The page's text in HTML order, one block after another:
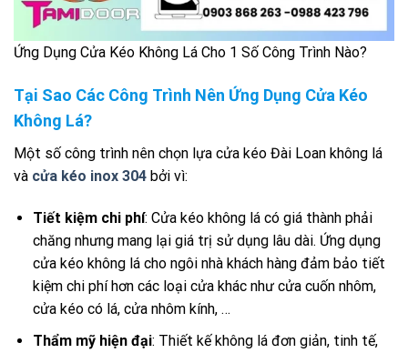
Ứng Dụng Cửa Kéo Không Lá Cho 1 Số Công Trình Nào?
Tại Sao Các Công Trình Nên Ứng Dụng Cửa Kéo
Không Lá?
Một số công trình nên chọn lựa cửa kéo Đài Loan không lá
và cửa kéo inox 304 bởi vì:
Tiết kiệm chi phí: Cửa kéo không lá có giá thành phải
chăng nhưng mang lại giá trị sử dụng lâu dài. Ứng dụng
cửa kéo không lá cho ngôi nhà khách hàng đảm bảo tiết
kiệm chi phí hơn các loại cửa khác như cửa cuốn nhôm,
cửa kéo có lá, cửa nhôm kính, …
Thẩm mỹ hiện đại: Thiết kế không lá đơn giản, tinh tế,